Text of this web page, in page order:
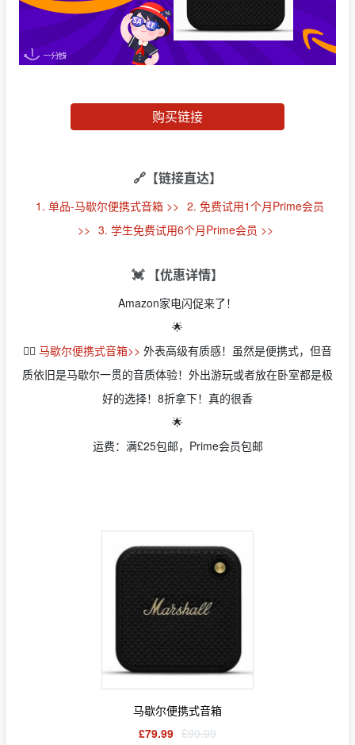
购买链接
🔗【链接直达】
1. 单品-马歇尔便携式音箱 >> 2. 免费试用1个月Prime会员
>> 3. 学生免费试用6个月Prime会员 >>
💓 【优惠详情】
Amazon家电闪促来了！
🌟
👉🏻 马歇尔便携式音箱>> 外表高级有质感！虽然是便携式，但音
质依旧是马歇尔一贯的音质体验！外出游玩或者放在卧室都是极
好的选择！8折拿下！真的很香
🌟
运费：满£25包邮，Prime会员包邮
马歇尔便携式音箱
£79.99 £99.99